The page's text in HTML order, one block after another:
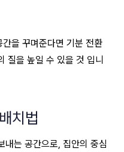
을 꾸며준다면 기분 전환
질을 높일 수 있을 것 입니
치법
내는 공간으로, 집안의 중심